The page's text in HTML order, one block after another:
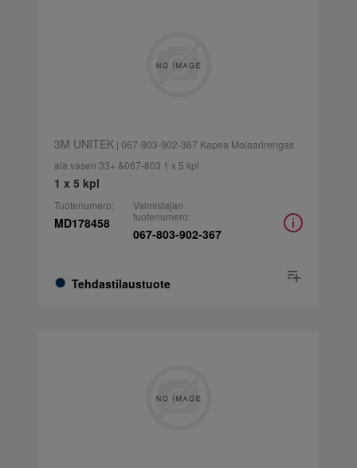
3M UNITEK| 067-803-902-367 Kapea Molaarirengas
ala vasen 33+ &067-803 1 x 5 kpl
1 x 5 kpl
Tuotenumero:
MD178458
Tehdastilaustuote
Valmistajan
tuotenumero:
067-803-902-367